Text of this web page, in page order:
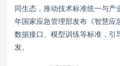
同生态，推动技术标准统一与
年国家应急管理部发布《智慧应
数据接口、模型训练等标准，引
发。